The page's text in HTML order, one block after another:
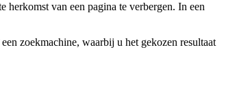
van een pagina te verbergen. In een
zoekmachine, waarbij u het gekozen resultaat